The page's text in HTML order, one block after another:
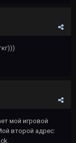
мой игровой
второй адрес: